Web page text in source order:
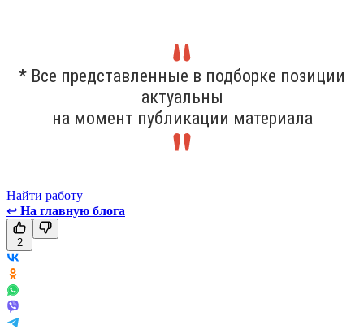
* Все представленные в подборке позиции
актуальны
на момент публикации материала
Найти работу
↩ На главную блога
2